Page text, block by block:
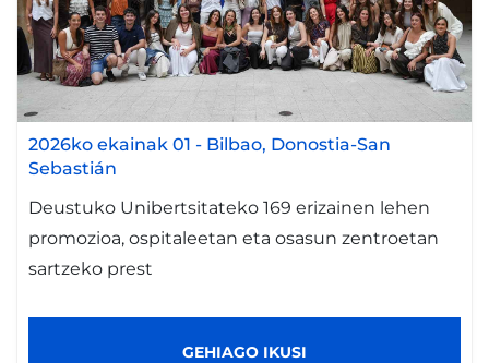
2026ko ekainak 01 - Bilbao Donostia-San
Sebastián
Deustuko Unibertsitateko 169 erizainen lehen
promozioa, ospitaleetan eta osasun zentroetan
sartzeko prest
GEHIAGO IKUSI